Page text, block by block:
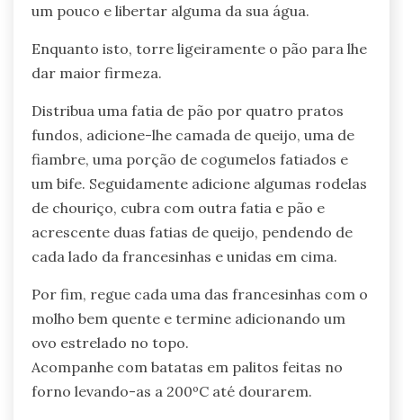
um pouco e libertar alguma da sua água.
Enquanto isto, torre ligeiramente o pão para lhe
dar maior firmeza.
Distribua uma fatia de pão por quatro pratos
fundos, adicione-lhe camada de queijo, uma de
fiambre, uma porção de cogumelos fatiados e
um bife. Seguidamente adicione algumas rodelas
de chouriço, cubra com outra fatia e pão e
acrescente duas fatias de queijo, pendendo de
cada lado da francesinhas e unidas em cima.
Por fim, regue cada uma das francesinhas com o
molho bem quente e termine adicionando um
ovo estrelado no topo.
Acompanhe com batatas em palitos feitas no
forno levando-as a 200ºC até dourarem.